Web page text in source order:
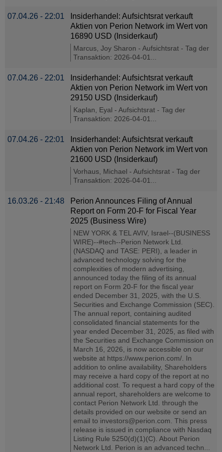
07.04.26 - 22:01
Insiderhandel: Aufsichtsrat verkauft
Aktien von Perion Network im Wert von
16890 USD (Insiderkauf)
Marcus, Joy Sharon - Aufsichtsrat - Tag der
Transaktion: 2026-04-01...
07.04.26 - 22:01
Insiderhandel: Aufsichtsrat verkauft
Aktien von Perion Network im Wert von
29150 USD (Insiderkauf)
Kaplan, Eyal - Aufsichtsrat - Tag der
Transaktion: 2026-04-01...
07.04.26 - 22:01
Insiderhandel: Aufsichtsrat verkauft
Aktien von Perion Network im Wert von
21600 USD (Insiderkauf)
Vorhaus, Michael - Aufsichtsrat - Tag der
Transaktion: 2026-04-01...
16.03.26 - 21:48
Perion Announces Filing of Annual
Report on Form 20-F for Fiscal Year
2025 (Business Wire)
NEW YORK & TEL AVIV, Israel--(BUSINESS
WIRE)--#tech--Perion Network Ltd.
(NASDAQ and TASE: PERI), a leader in
advanced technology solving for the
complexities of modern advertising,
announced today the filing of its annual
report on Form 20-F for the fiscal year
ended December 31, 2025, with the U.S.
Securities and Exchange Commission (SEC).
The annual report, containing audited
consolidated financial statements for the
year ended December 31, 2025, as filed with
the Securities and Exchange Commission on
March 16, 2026, is now accessible on our
website at https://www.perion.com/. In
addition to online availability, Shareholders
may receive a hard copy of the report at no
additional cost. To request a hard copy of the
annual report, shareholders are welcome to
contact Perion Network Ltd. through the
details provided on our website or send an
email to investors@perion.com. This press
release is issued in compliance with Nasdaq
Listing Rule 5250(d)(1)(C). About Perion
Network Ltd. Perion is an advanced techn...